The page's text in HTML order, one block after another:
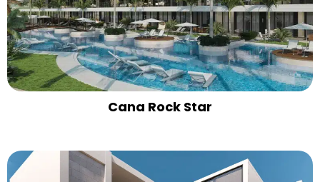
Cana Rock Star